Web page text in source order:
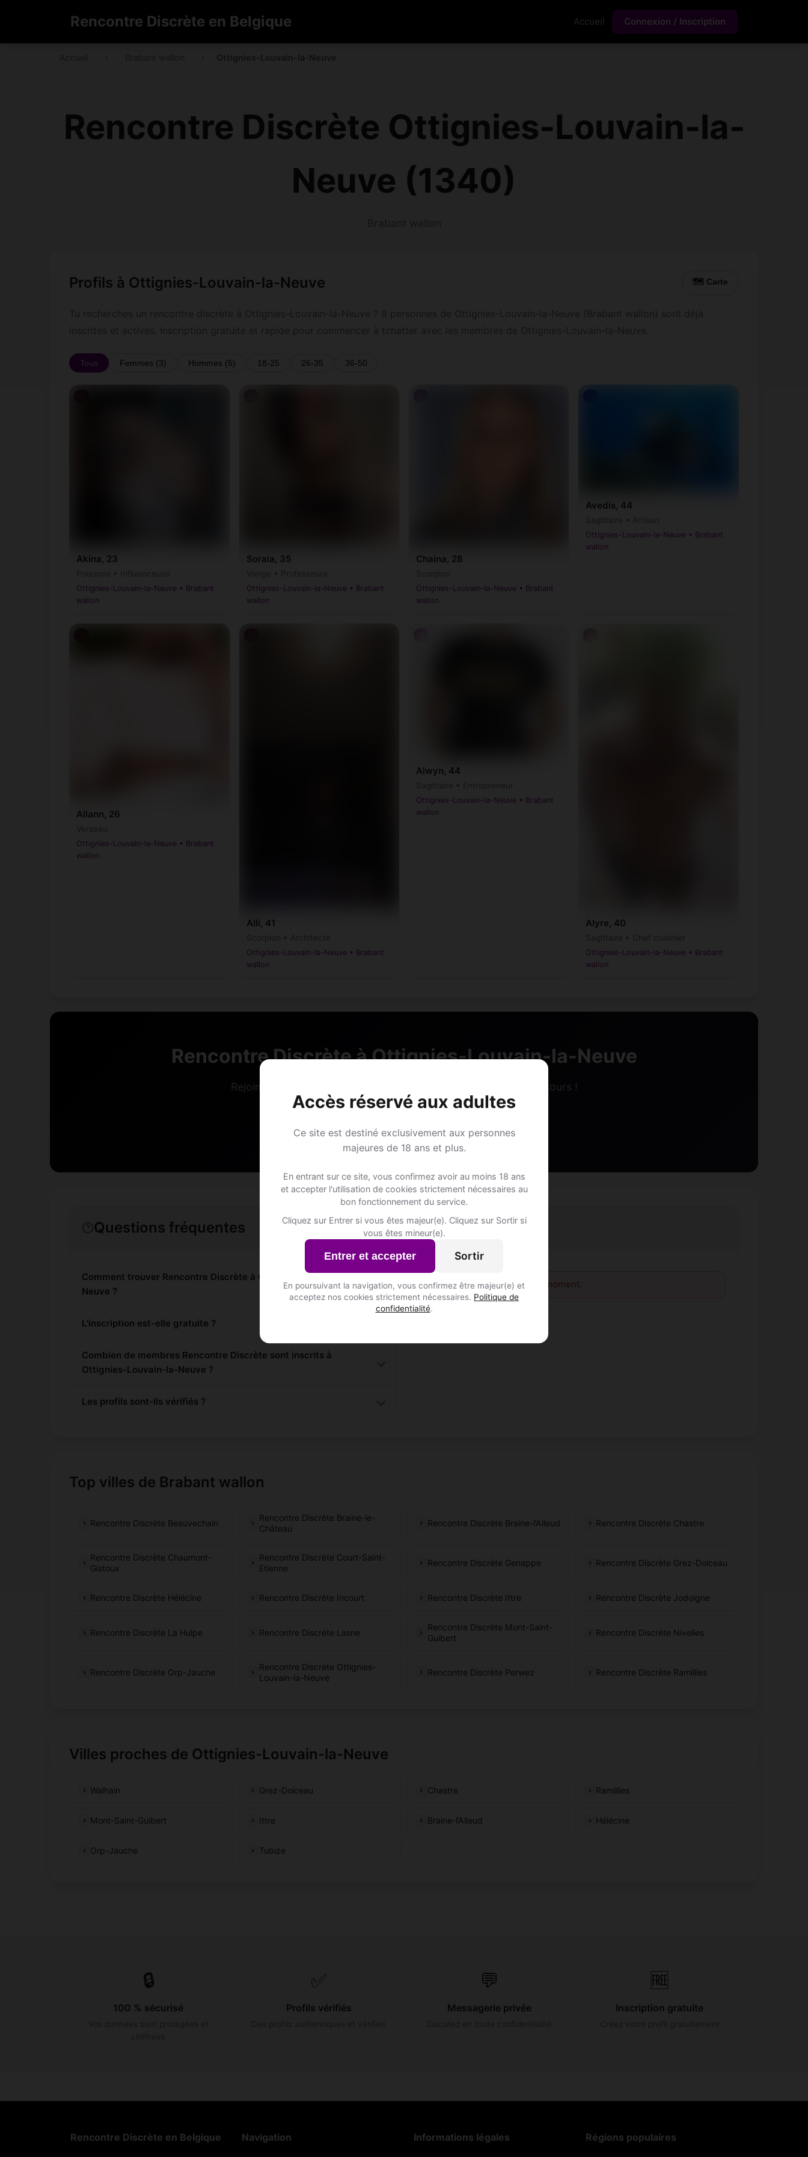
Accès réservé aux adultes
Ce site est destiné exclusivement aux personnes
majeures de 18 ans et plus.
En entrant sur ce site, vous confirmez avoir au moins 18 ans
et accepter l'utilisation de cookies strictement nécessaires au
bon fonctionnement du service.
Cliquez sur Entrer si vous êtes majeur(e). Cliquez sur Sortir si
vous êtes mineur(e).
Entrer et accepter Sortir
En poursuivant la navigation, vous confirmez être majeur(e) et
acceptez nos cookies strictement nécessaires. Politique de
confidentialité.
Rencontre Discrète en Belgique Accueil Connexion / Inscription
Rencontre Discrète Ottignies-Louvain-la-
Neuve (1340)
Profils à Ottignies-Louvain-la-Neuve 🗺 Carte
Tous Femmes (3) Hommes (5) 18-25 26-35 36-50
Akina, 23
Ottignies-Louvain-la-Neuve • Brabant
wallon
Soraia, 35
Ottignies-Louvain-la-Neuve • Brabant
wallon
Chaina, 28
Ottignies-Louvain-la-Neuve • Brabant
wallon
Avedis, 44
Ottignies-Louvain-la-Neuve • Brabant
wallon
Allann, 26
Ottignies-Louvain-la-Neuve • Brabant
wallon
Alli, 41
Ottignies-Louvain-la-Neuve • Brabant
wallon
Alwyn, 44
Ottignies-Louvain-la-Neuve • Brabant
wallon
Alyre, 40
Ottignies-Louvain-la-Neuve • Brabant
wallon
Rencontre Discrète à Ottignies-Louvain-la-Neuve
Rejoins les membres de Ottignies-Louvain-la-Neuve et des alentours !
S'inscrire gratuitement
Questions fréquentes
Comment trouver Rencontre Discrète à Ottignies-Louvain-la-
Neuve ?
L'inscription est-elle gratuite ?
Combien de membres Rencontre Discrète sont inscrits à
Ottignies-Louvain-la-Neuve ?
Les profils sont-ils vérifiés ?
Météo
Météo indisponible pour le moment.
Top villes de Brabant wallon
Rencontre Discrète Beauvechain
Rencontre Discrète Braine-le-
Château
Rencontre Discrète Braine-l’Alleud Rencontre Discrète Chastre
Rencontre Discrète Chaumont-
Gistoux
Rencontre Discrète Court-Saint-
Etienne
Rencontre Discrète Genappe Rencontre Discrète Grez-Doiceau
Rencontre Discrète Hélécine Rencontre Discrète Incourt Rencontre Discrète Ittre Rencontre Discrète Jodoigne
Rencontre Discrète La Hulpe Rencontre Discrète Lasne
Rencontre Discrète Mont-Saint-
Guibert
Rencontre Discrète Nivelles
Rencontre Discrète Orp-Jauche
Rencontre Discrète Ottignies-
Louvain-la-Neuve
Rencontre Discrète Perwez Rencontre Discrète Ramillies
Villes proches de Ottignies-Louvain-la-Neuve
Walhain Grez-Doiceau Chastre Ramillies
Mont-Saint-Guibert Ittre Braine-l’Alleud Hélécine
Orp-Jauche Tubize
🔒
100 % sécurisé
✅
Profils vérifiés
💬
Messagerie privée
🆓
Inscription gratuite
Rencontre Discrète en Belgique Navigation Informations légales Régions populaires